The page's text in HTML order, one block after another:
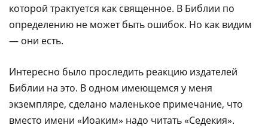
которой трактуется как священное. В Библии по
определению не может быть ошибок. Но как видим
— они есть.
Интересно было проследить реакцию издателей
Библии на это. В одном имеющемся у меня
экземпляре, сделано маленькое примечание, что
вместо имени «Иоаким» надо читать «Седекия».